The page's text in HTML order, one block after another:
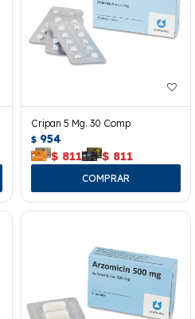
Cripan 5 Mg. 30 Comp
$ 954
$ 811 $ 811